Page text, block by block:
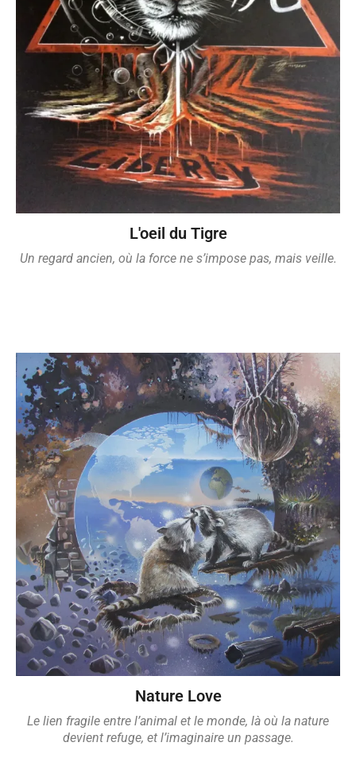
L'oeil du Tigre
Un regard ancien, où la force ne s’impose pas, mais veille.
Nature Love
Le lien fragile entre l’animal et le monde, là où la nature
devient refuge, et l’imaginaire un passage.